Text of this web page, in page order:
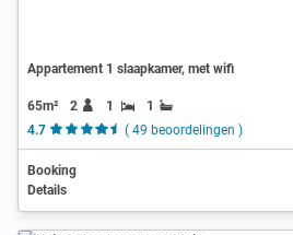
Appartement 1 slaapkamer, met wifi
65m² 2 1
1
4.7
( 49 beoordelingen )
Booking
Details